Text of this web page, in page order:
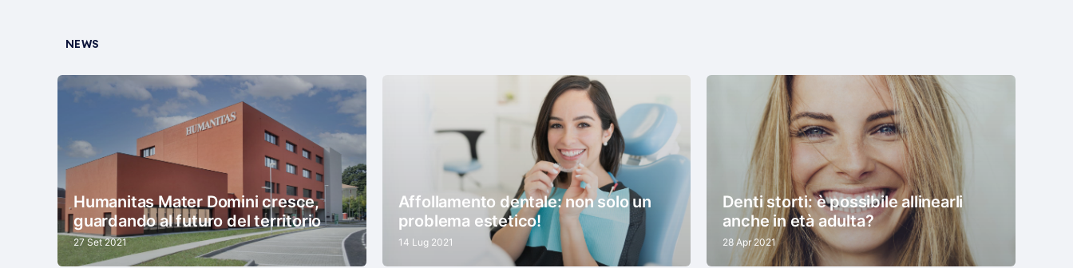
NEWS
Humanitas Mater Domini cresce,
guardando al futuro del territorio
27 Set 2021
Affollamento dentale: non solo un
problema estetico!
14 Lug 2021
Denti storti: è possibile allinearli
anche in età adulta?
28 Apr 2021